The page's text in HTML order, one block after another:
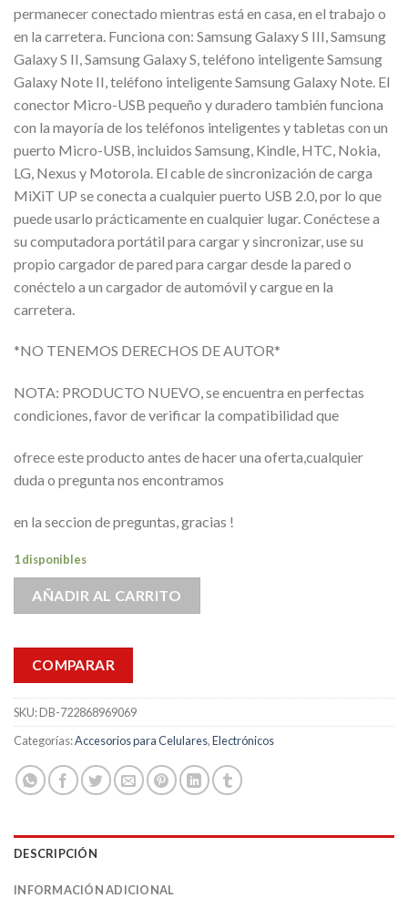
permanecer conectado mientras está en casa, en el trabajo o
en la carretera. Funciona con: Samsung Galaxy S III, Samsung
Galaxy S II, Samsung Galaxy S, teléfono inteligente Samsung
Galaxy Note II, teléfono inteligente Samsung Galaxy Note. El
conector Micro-USB pequeño y duradero también funciona
con la mayoría de los teléfonos inteligentes y tabletas con un
puerto Micro-USB, incluidos Samsung, Kindle, HTC, Nokia,
LG, Nexus y Motorola. El cable de sincronización de carga
MiXiT UP se conecta a cualquier puerto USB 2.0, por lo que
puede usarlo prácticamente en cualquier lugar. Conéctese a
su computadora portátil para cargar y sincronizar, use su
propio cargador de pared para cargar desde la pared o
conéctelo a un cargador de automóvil y cargue en la
carretera.
*NO TENEMOS DERECHOS DE AUTOR*
NOTA: PRODUCTO NUEVO, se encuentra en perfectas
condiciones, favor de verificar la compatibilidad que
ofrece este producto antes de hacer una oferta,cualquier
duda o pregunta nos encontramos
en la seccion de preguntas, gracias !
1 disponibles
AÑADIR AL CARRITO
COMPARAR
SKU:DB-722868969069
Categorías:Accesorios para Celulares,Electrónicos
DESCRIPCIÓN
INFORMACIÓN ADICIONAL